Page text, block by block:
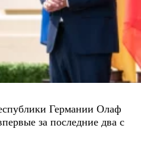
Германии Олаф
за последние два с